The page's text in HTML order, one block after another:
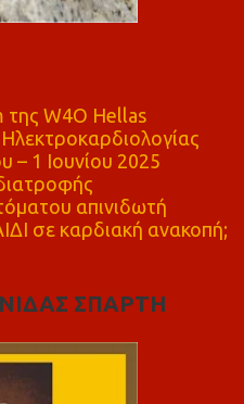
της W4O Hellas
– 1 Ιουνίου 2025
απινιδωτή
σε καρδιακή ανακοπή;
ΣΠΑΡΤΗ